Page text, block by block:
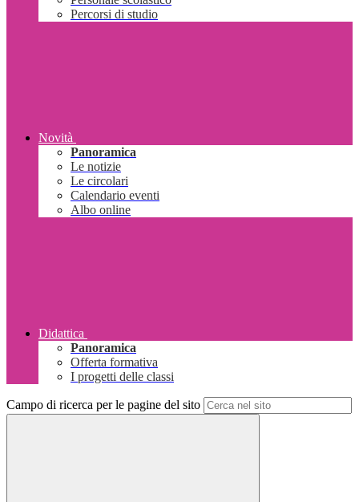
Percorsi di studio
Novità
Panoramica
Le notizie
Le circolari
Calendario eventi
Albo online
Didattica
Panoramica
Offerta formativa
I progetti delle classi
Campo di ricerca per le pagine del sito